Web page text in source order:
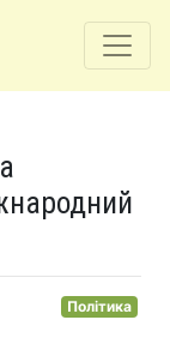
Політика